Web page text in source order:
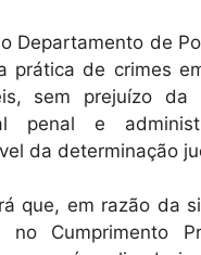
Departamento de
prática de crimes
sem prejuízo
penal e
da determinação
que, em razão da
Cumprimento